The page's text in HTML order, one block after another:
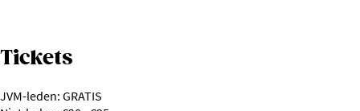
Tickets
JVM-leden: GRATIS